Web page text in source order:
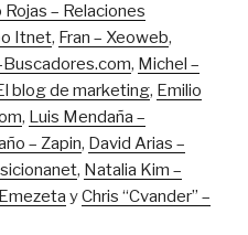
– Relaciones
Itnet, Fran – Xeoweb,
Buscadores.com, Michel –
blog de marketing, Emilio
, Luis Mendaña –
– Zapin, David Arias –
, Natalia Kim –
yChris “Cvander” –